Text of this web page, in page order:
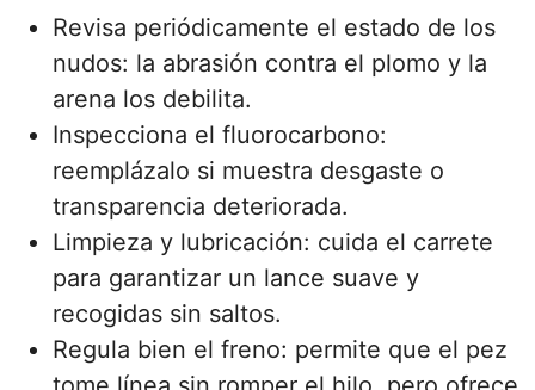
Revisa periódicamente el estado de los
nudos: la abrasión contra el plomo y la
arena los debilita.
Inspecciona el fluorocarbono:
reemplázalo si muestra desgaste o
transparencia deteriorada.
Limpieza y lubricación: cuida el carrete
para garantizar un lance suave y
recogidas sin saltos.
Regula bien el freno: permite que el pez